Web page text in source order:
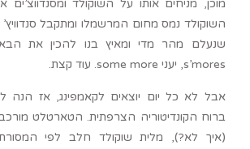
מוכן, מניחים אותו על השוקולד ומסנדווצ’ים
השוקולד נמס מחום המרשמלו ומתקבל סנדוויץ’
שנעלם מהר מדי ומאיץ בנו להכין את
s’mores, יעני some more. עוד קצת.
אבל לא כל יום יוצאים לקאמפינג, אז הנה
ברוח הקונדיטוריה הצרפתית. הטארטלט מורכב
(איך לא?), מלית שוקולד חלב לפי